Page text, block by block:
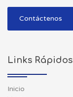
Contáctenos
Links Rápidos
Inicio